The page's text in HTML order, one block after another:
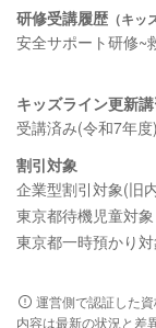
研修受講履歴 （キッ
安全サポート研修~
キッズライン更新
受講済み(令和7年度)
割引対象
企業型割引対象(旧
東京都待機児童対象
東京都一時預かり対
運営側で認証した
内容は最新の状況と差